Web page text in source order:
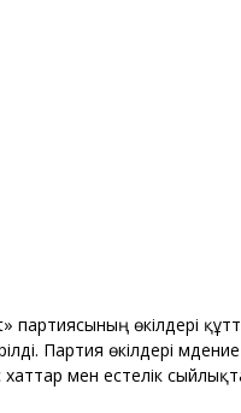
партиясының өкілдері
Партия өкілдері
мен естелік